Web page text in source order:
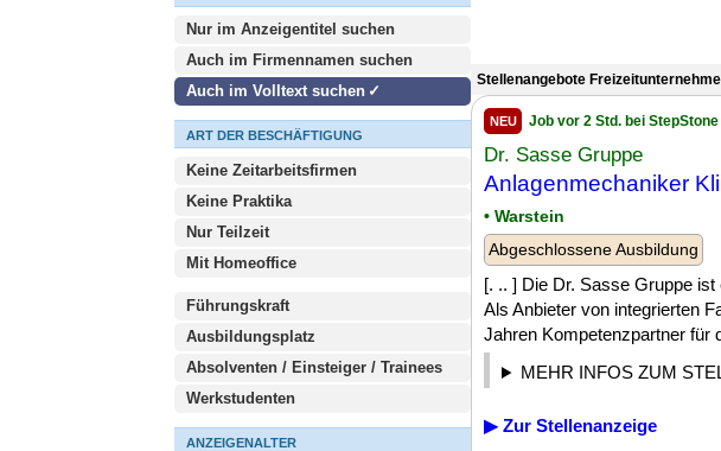
Nur im Anzeigentitel suchen
Auch im Firmennamen suchen
Auch im Volltext suchen
ART DER BESCHÄFTIGUNG
Keine Zeitarbeitsfirmen
Keine Praktika
Nur Teilzeit
Mit Homeoffice
Führungskraft
Ausbildungsplatz
Absolventen / Einsteiger / Trainees
Werkstudenten
ANZEIGENALTER
Stellenangebote
NEU Job vor 2 Std. bei
Dr. Sasse Gruppe
Anlagenmechaniker
• Warstein
Abgeschlossene Ausbildung
[. .. ] Die Dr. Sasse Gruppe
Als Anbieter von integrierten
Jahren Kompetenzpartner für
MEHR INFOS ZUM
▶ Zur Stellenanzeige